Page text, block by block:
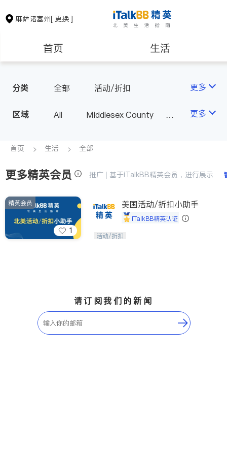
麻萨诸塞州[ 更换 ]
首页 生活
保险理财 房地产租售
银行贷款
建筑装修 教育
养老 非盈利组织
分类 全部 活动/折扣 更多
区域 All
Middlesex County
Norfolk County - Quincy
更多
首页 生活 全部
更多精英会员 推广 | 基于iTalkBB精英会员，进行展示
1
精英会员 美国活动/折扣小助手
iTalkBB精英认证
iTalkBB精英 官方账号。您的美国生活
活动/折扣
请订阅我们的新闻